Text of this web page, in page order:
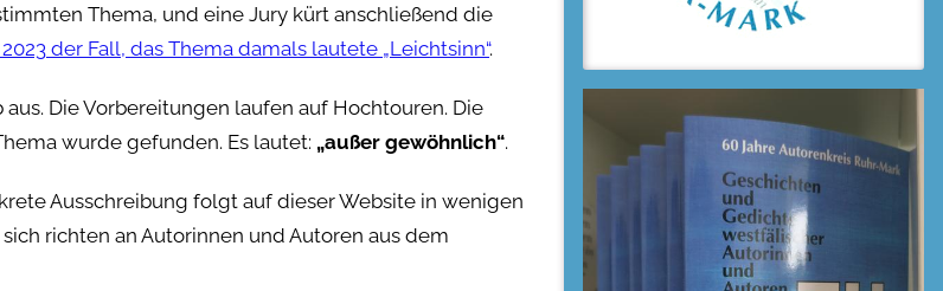
Thema, und eine Jury kürt anschließend die
der Fall, das Thema damals lautete „Leichtsinn“.
Die Vorbereitungen laufen auf Hochtouren. Die
wurde gefunden. Es lautet: „außer gewöhnlich“.
Ausschreibung folgt auf dieser Website in wenigen
richten an Autorinnen und Autoren aus dem